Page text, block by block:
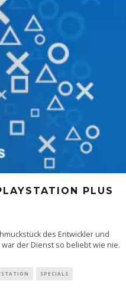
PLUS
des Entwickler und
der Dienst so beliebt wie nie.
SPECIALS